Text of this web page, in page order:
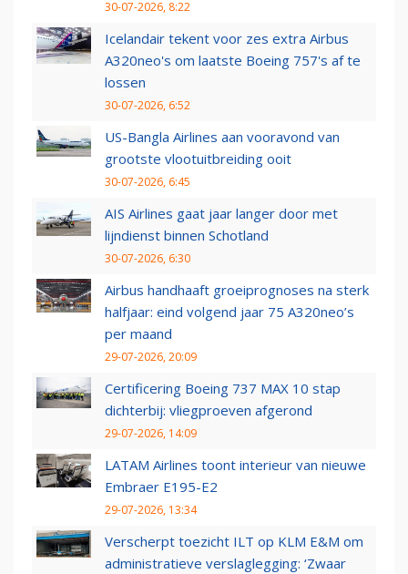
30-07-2026, 8:22
Icelandair tekent voor zes extra Airbus
A320neo's om laatste Boeing 757's af te
lossen
30-07-2026, 6:52
US-Bangla Airlines aan vooravond van
grootste vlootuitbreiding ooit
30-07-2026, 6:45
AIS Airlines gaat jaar langer door met
lijndienst binnen Schotland
30-07-2026, 6:30
Airbus handhaaft groeiprognoses na sterk
halfjaar: eind volgend jaar 75 A320neo’s
per maand
29-07-2026, 20:09
Certificering Boeing 737 MAX 10 stap
dichterbij: vliegproeven afgerond
29-07-2026, 14:09
LATAM Airlines toont interieur van nieuwe
Embraer E195-E2
29-07-2026, 13:34
Verscherpt toezicht ILT op KLM E&M om
administratieve verslaglegging: ‘Zwaar